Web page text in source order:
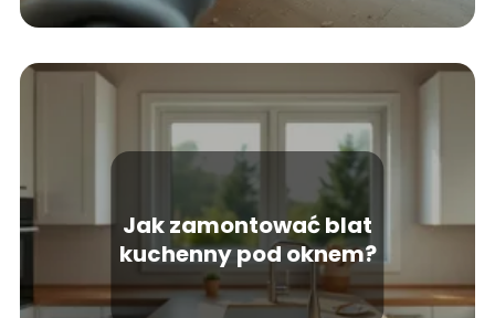
Jak zamontować blat
kuchenny pod oknem?